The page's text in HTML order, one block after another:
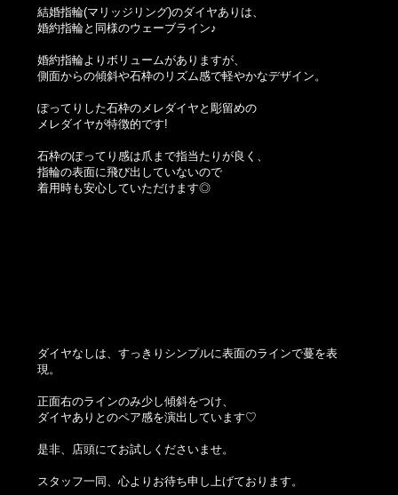
結婚指輪(マリッジリング)のダイヤありは、
婚約指輪と同様のウェーブライン♪
婚約指輪よりボリュームがありますが、
側面からの傾斜や石枠のリズム感で軽やかなデザイン。
ぽってりした石枠のメレダイヤと彫留めの
メレダイヤが特徴的です!
石枠のぽってり感は爪まで指当たりが良く、
指輪の表面に飛び出していないので
着用時も安心していただけます◎
ダイヤなしは、すっきりシンプルに表面のラインで蔓を表
現。
正面右のラインのみ少し傾斜をつけ、
ダイヤありとのペア感を演出しています♡
是非、店頭にてお試しくださいませ。
スタッフ一同、心よりお待ち申し上げております。